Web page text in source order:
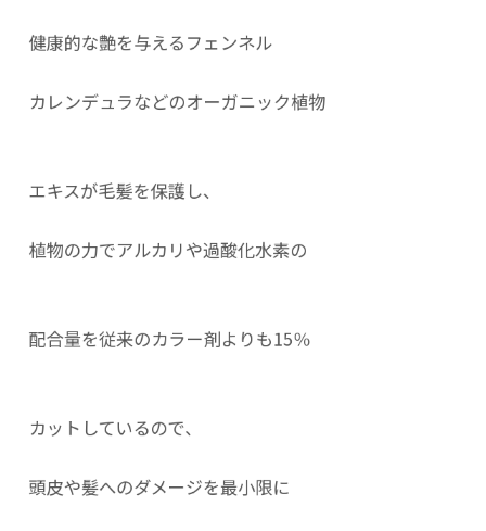
健康的な艶を与えるフェンネル
カレンデュラなどのオーガニック植物
エキスが毛髪を保護し、
植物の力でアルカリや過酸化水素の
配合量を従来のカラー剤よりも15％
カットしているので、
頭皮や髪へのダメージを最小限に